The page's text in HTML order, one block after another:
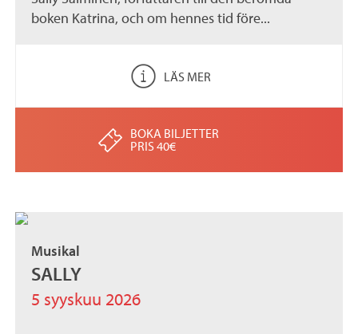
boken Katrina, och om hennes tid före...
LÄS MER
BOKA BILJETTER
PRIS 40€
Musikal
SALLY
5 syyskuu 2026